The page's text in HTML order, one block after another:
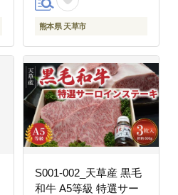
熊本県 天草市
S001-002_天草産 黒毛
和牛 A5等級 特選サー